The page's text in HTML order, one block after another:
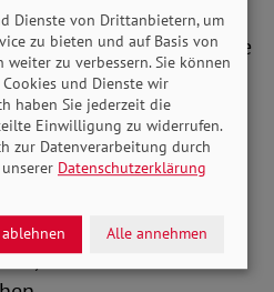
zu einer
Armin Dötsch. Dies biete
Schutz gegen
mit Blick auf die
dass es mittlerweile
des Arbeitslebens
um auf dem
Dienste von Drittanbietern, um
zu bieten und auf Basis von
weiter zu verbessern. Sie können
und Dienste wir
haben Sie jederzeit die
Einwilligung zu widerrufen.
zur Datenverarbeitung durch
Datenschutzerklärung
Alle annehmen